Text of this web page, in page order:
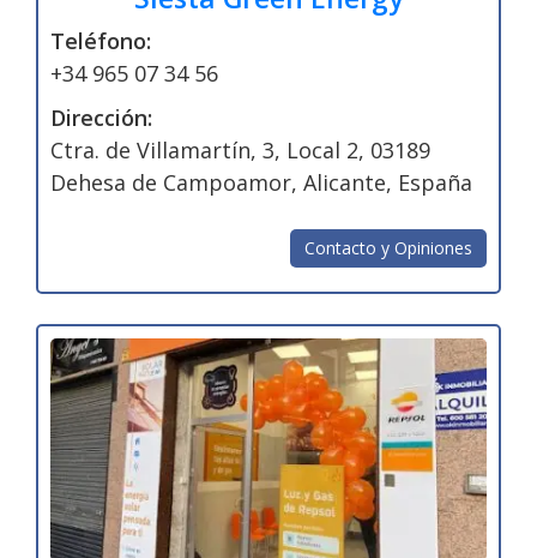
Teléfono:
+34 965 07 34 56
Dirección:
Ctra. de Villamartín, 3, Local 2, 03189
Dehesa de Campoamor, Alicante, España
Contacto y Opiniones